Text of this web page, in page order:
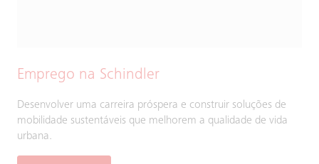
Emprego na Schindler
Desenvolver uma carreira próspera e construir soluções de
mobilidade sustentáveis que melhorem a qualidade de vida
urbana.